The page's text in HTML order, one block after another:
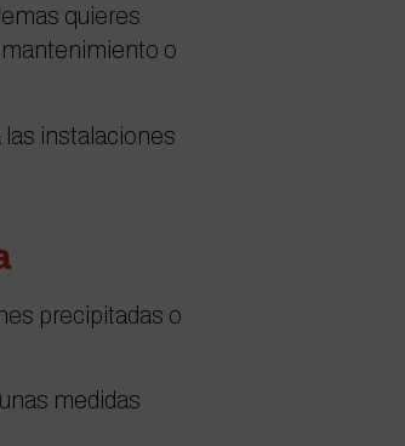
quieres
o
las instalaciones
precipitadas o
medidas